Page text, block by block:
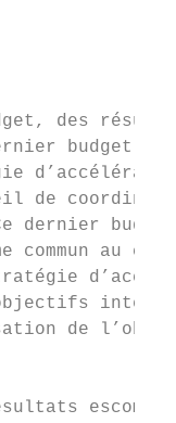
des
budget-
de
dernier
commun au
de